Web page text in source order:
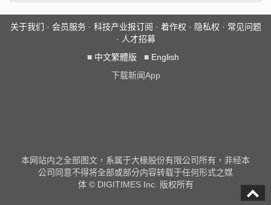
关于我们 · 会员服务· 科技产业报订阅 · 着作权 · 隐私权 · 常见问题
· 人才招募
■ 中文繁體版 ■ English
下载新闻App
本网站内之全部图文，系属于大椽股份有限公司所有，非经本
公司同意不得将全部或部分内容转载于任何形式之媒
体 © DIGITIMES Inc. 版权所有